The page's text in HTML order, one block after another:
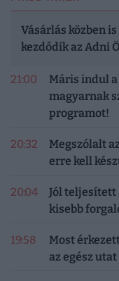
Vásárlás közben
kezdődik az Adni
21:00
Máris indul
magyarnak
programot!
20:32
Megszólalt
erre kell
20:04
Jól teljesített
kisebb
19:58
Most
az egész